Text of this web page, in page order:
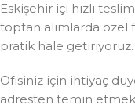
Eskişehir içi hızlı
toptan alımlarda özel
pratik hale getiriyoruz.
Ofisiniz için ihtiyaç
adresten temin